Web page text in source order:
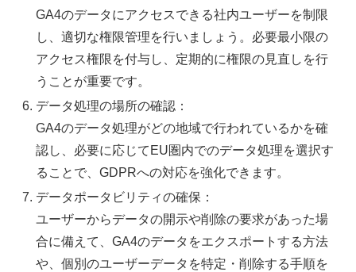
GA4のデータにアクセスできる社内ユーザーを制限
し、適切な権限管理を行いましょう。必要最小限の
アクセス権限を付与し、定期的に権限の見直しを行
うことが重要です。
データ処理の場所の確認：
GA4のデータ処理がどの地域で行われているかを確
認し、必要に応じてEU圏内でのデータ処理を選択す
ることで、GDPRへの対応を強化できます。
データポータビリティの確保：
ユーザーからデータの開示や削除の要求があった場
合に備えて、GA4のデータをエクスポートする方法
や、個別のユーザーデータを特定・削除する手順を